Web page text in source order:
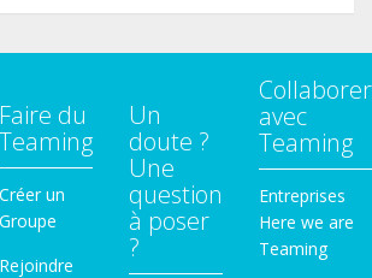
Faire du
Teaming
Créer un
Groupe
Rejoindre
Un
doute ?
Une
question
à poser
?
Collaborer
avec
Teaming
Entreprises
Here we are
Teaming